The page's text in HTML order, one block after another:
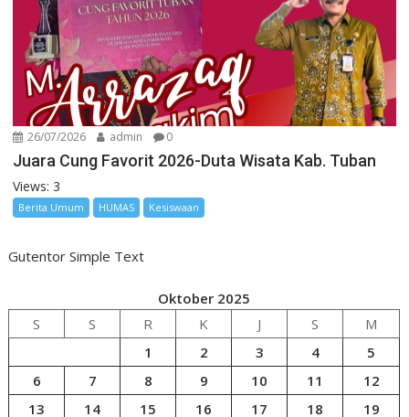
26/07/2026 admin 0
Juara Cung Favorit 2026-Duta Wisata Kab. Tuban
Views: 3
Berita Umum HUMAS Kesiswaan
Gutentor Simple Text
Oktober 2025
S
S R K J S
M
1
2 3 4
5
6
7 8 9 10 11
12
13
14 15 16 17 18
19